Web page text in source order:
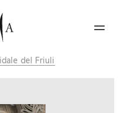
del Friuli